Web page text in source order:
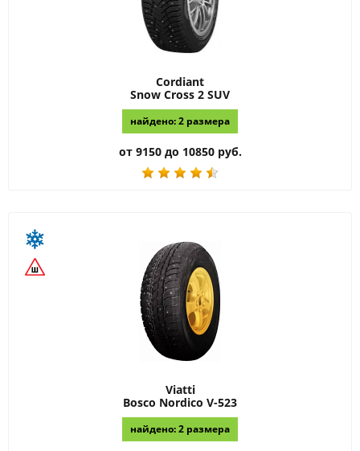
Cordiant
Snow Cross 2 SUV
найдено: 2 размера
от 9150 до 10850 руб.
Viatti
Bosco Nordico V-523
найдено: 2 размера